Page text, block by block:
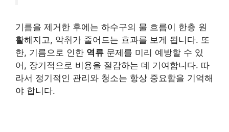
기름을 제거한 후에는 하수구의 물 흐름이 한층 원
활해지고, 악취가 줄어드는 효과를 보게 됩니다. 또
한, 기름으로 인한 역류 문제를 미리 예방할 수 있
어, 장기적으로 비용을 절감하는 데 기여합니다. 따
라서 정기적인 관리와 청소는 항상 중요함을 기억해
야 합니다.